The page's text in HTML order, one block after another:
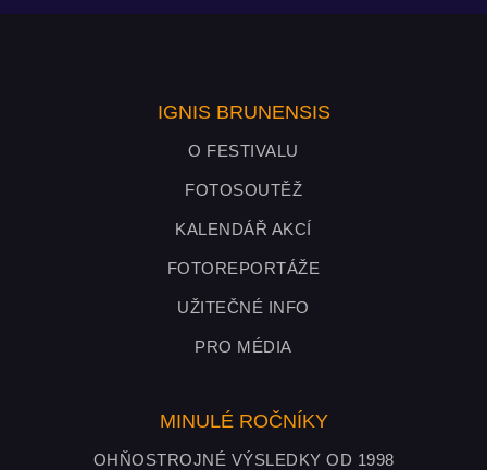
IGNIS BRUNENSIS
O FESTIVALU
FOTOSOUTĚŽ
KALENDÁŘ AKCÍ
FOTOREPORTÁŽE
UŽITEČNÉ INFO
PRO MÉDIA
MINULÉ ROČNÍKY
OHŇOSTROJNÉ VÝSLEDKY OD 1998